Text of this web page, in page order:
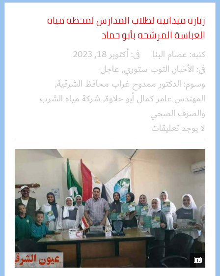
زيارة ميدانية لطلاب المدارس لمحطة مياه
العباسة المرشحه بأبو حماد
كتبه: عصام البنا فى:أكتوبر 18, 2023
فى: الأخبار, التوب ستوري, عاجل
وسوم: الدكتور ممدوح غراب محافظ الشرقية,
المهندس عامر كمال أبو حلاوة, شركة مياه الشرب
والصرف الصحي
لا يوجد تعليقات